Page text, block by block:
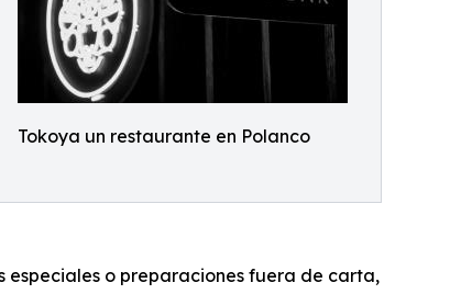
Tokoya un restaurante en Polanco
o preparaciones fuera de carta,